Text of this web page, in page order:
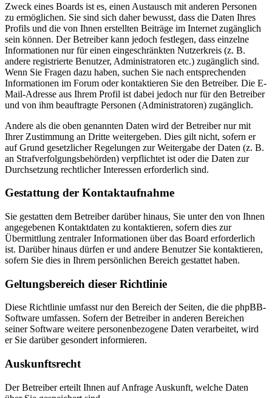
Zweck eines Boards ist es, einen Austausch mit anderen Personen
zu ermöglichen. Sie sind sich daher bewusst, dass die Daten Ihres
Profils und die von Ihnen erstellten Beiträge im Internet zugänglich
sein können. Der Betreiber kann jedoch festlegen, dass einzelne
Informationen nur für einen eingeschränkten Nutzerkreis (z. B.
andere registrierte Benutzer, Administratoren etc.) zugänglich sind.
Wenn Sie Fragen dazu haben, suchen Sie nach entsprechenden
Informationen im Forum oder kontaktieren Sie den Betreiber. Die E-
Mail-Adresse aus Ihrem Profil ist dabei jedoch nur für den Betreiber
und von ihm beauftragte Personen (Administratoren) zugänglich.
Andere als die oben genannten Daten wird der Betreiber nur mit
Ihrer Zustimmung an Dritte weitergeben. Dies gilt nicht, sofern er
auf Grund gesetzlicher Regelungen zur Weitergabe der Daten (z. B.
an Strafverfolgungsbehörden) verpflichtet ist oder die Daten zur
Durchsetzung rechtlicher Interessen erforderlich sind.
Gestattung der Kontaktaufnahme
Sie gestatten dem Betreiber darüber hinaus, Sie unter den von Ihnen
angegebenen Kontaktdaten zu kontaktieren, sofern dies zur
Übermittlung zentraler Informationen über das Board erforderlich
ist. Darüber hinaus dürfen er und andere Benutzer Sie kontaktieren,
sofern Sie dies in Ihrem persönlichen Bereich gestattet haben.
Geltungsbereich dieser Richtlinie
Diese Richtlinie umfasst nur den Bereich der Seiten, die die phpBB-
Software umfassen. Sofern der Betreiber in anderen Bereichen
seiner Software weitere personenbezogene Daten verarbeitet, wird
er Sie darüber gesondert informieren.
Auskunftsrecht
Der Betreiber erteilt Ihnen auf Anfrage Auskunft, welche Daten